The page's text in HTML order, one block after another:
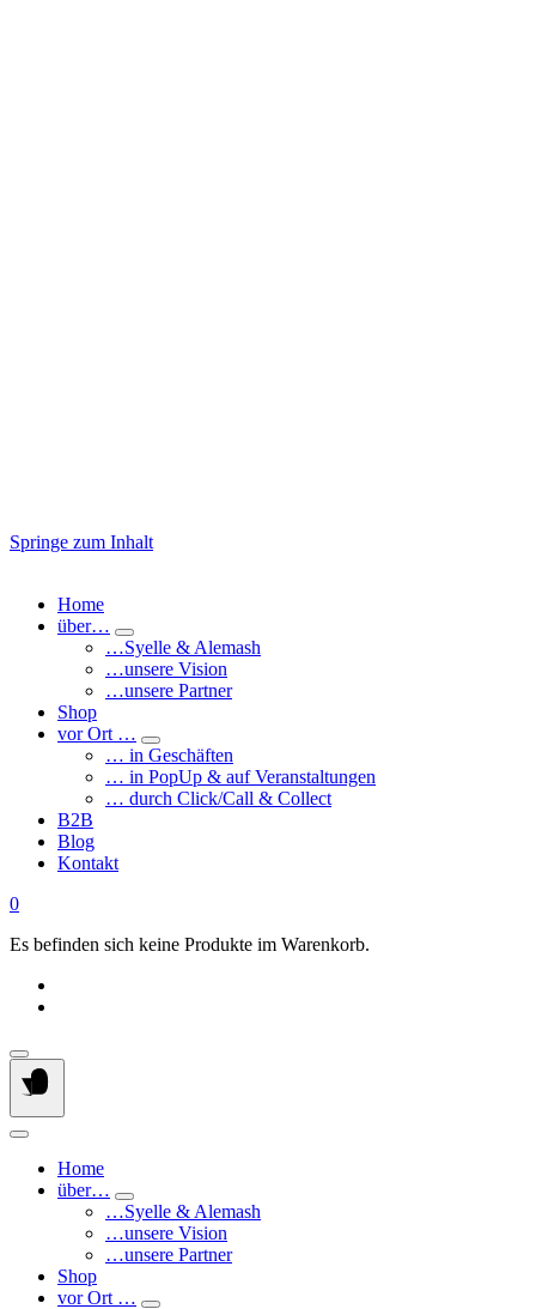
Springe zum Inhalt
Home
über…
…Syelle & Alemash
…unsere Vision
…unsere Partner
Shop
vor Ort …
… in Geschäften
… in PopUp & auf Veranstaltungen
… durch Click/Call & Collect
B2B
Blog
Kontakt
0
Es befinden sich keine Produkte im Warenkorb.
Home
über…
…Syelle & Alemash
…unsere Vision
…unsere Partner
Shop
vor Ort …